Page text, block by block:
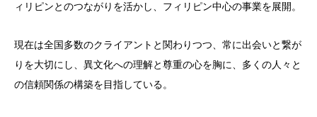
ィリピンとのつながりを活かし、フィリピン中心の事業を展開。
現在は全国多数のクライアントと関わりつつ、常に出会いと繋が
りを大切にし、異文化への理解と尊重の心を胸に、多くの人々と
の信頼関係の構築を目指している。